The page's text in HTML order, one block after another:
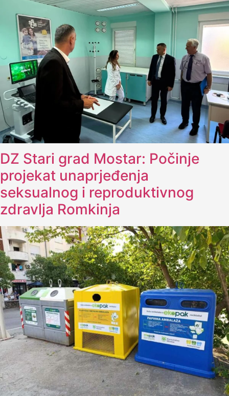
DZ Stari grad Mostar: Počinje
projekat unaprjeđenja
seksualnog i reproduktivnog
zdravlja Romkinja